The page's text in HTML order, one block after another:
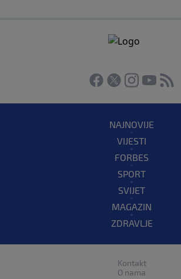
NAJNOVIJE
VIJESTI
FORBES
SPORT
SVIJET
MAGAZIN
ZDRAVLJE
Kontakt
O nama